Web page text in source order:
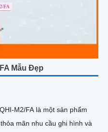
Mẫu Đẹp
M2/FA là một sản phẩm
mãn nhu cầu ghi hình và